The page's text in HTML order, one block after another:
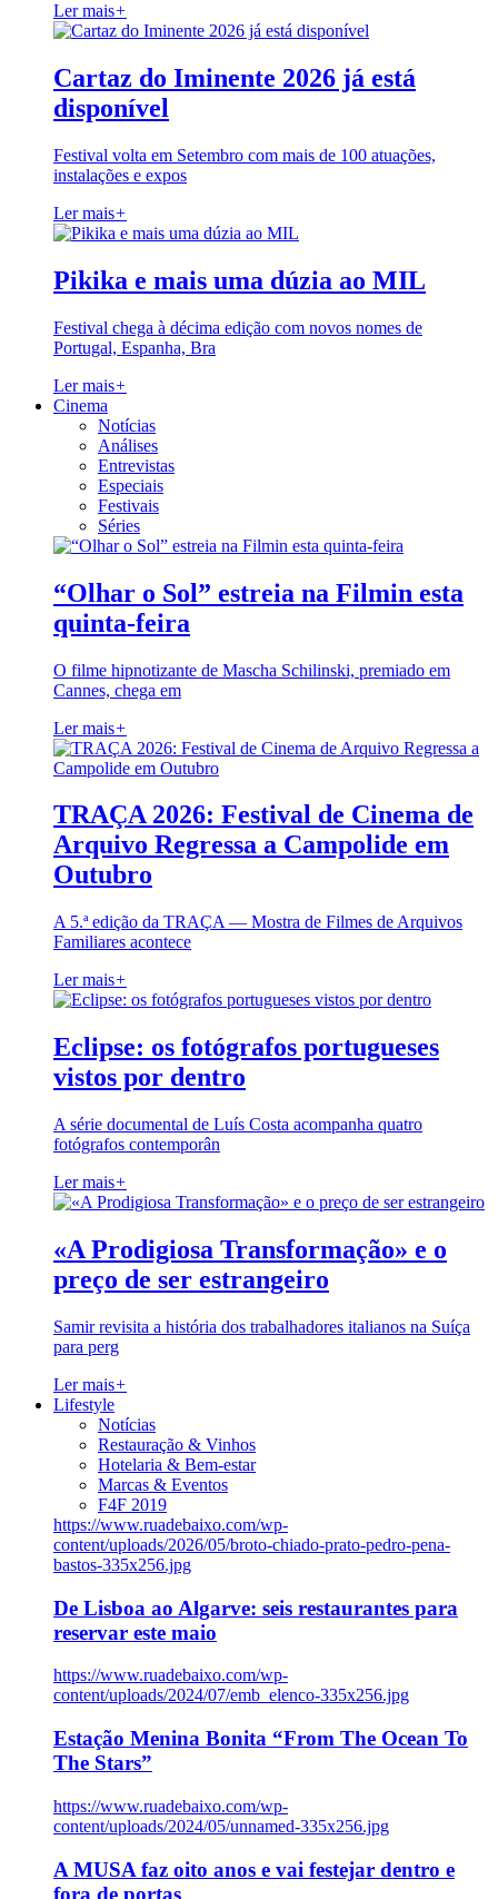
Ler mais+
Cartaz do Iminente 2026 já está
disponível
Festival volta em Setembro com mais de 100 atuações,
instalações e expos
Ler mais+
Pikika e mais uma dúzia ao MIL
Festival chega à décima edição com novos nomes de
Portugal, Espanha, Bra
Ler mais+
Cinema
Notícias
Análises
Entrevistas
Especiais
Festivais
Séries
“Olhar o Sol” estreia na Filmin esta
quinta-feira
O filme hipnotizante de Mascha Schilinski, premiado em
Cannes, chega em
Ler mais+
TRAÇA 2026: Festival de Cinema de
Arquivo Regressa a Campolide em
Outubro
A 5.ª edição da TRAÇA — Mostra de Filmes de Arquivos
Familiares acontece
Ler mais+
Eclipse: os fotógrafos portugueses
vistos por dentro
A série documental de Luís Costa acompanha quatro
fotógrafos contemporân
Ler mais+
«A Prodigiosa Transformação» e o
preço de ser estrangeiro
Samir revisita a história dos trabalhadores italianos na Suíça
para perg
Ler mais+
Lifestyle
Notícias
Restauração & Vinhos
Hotelaria & Bem-estar
Marcas & Eventos
F4F 2019
https://www.ruadebaixo.com/wp-
content/uploads/2026/05/broto-chiado-prato-pedro-pena-
bastos-335x256.jpg
De Lisboa ao Algarve: seis restaurantes para
reservar este maio
https://www.ruadebaixo.com/wp-
content/uploads/2024/07/emb_elenco-335x256.jpg
Estação Menina Bonita “From The Ocean To
The Stars”
https://www.ruadebaixo.com/wp-
content/uploads/2024/05/unnamed-335x256.jpg
A MUSA faz oito anos e vai festejar dentro e
fora de portas